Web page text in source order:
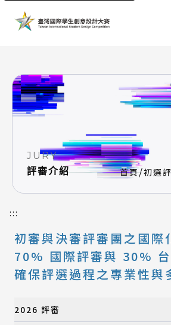
JURY
評審介紹
首頁/初選
:::
初審與決審評審團之國際
70% 國際評審與 30%
確保評選過程之專業性與
2026 評審